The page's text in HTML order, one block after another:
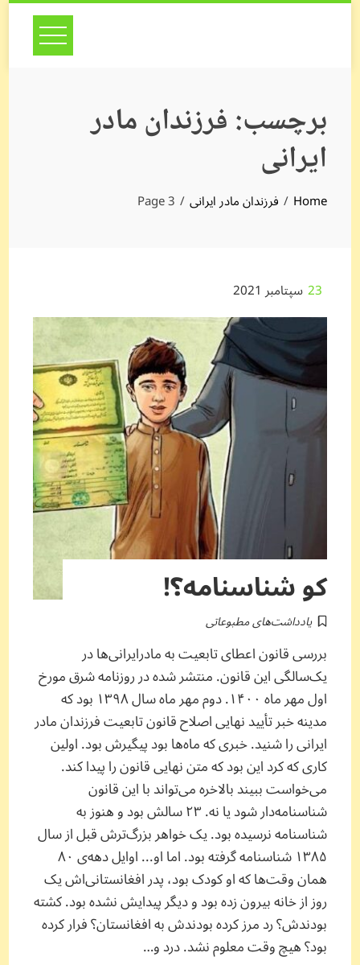
Skip
برچسب:فرزندان مادر
ایرانی
Home فرزندان مادر ایرانی Page 3
23سپتامبر 2021
کو شناسنامه؟!
یادداشت‌های مطبوعاتی
بررسی قانون اعطای تابعیت به مادرایرانی‌ها در
یک‌سالگی این قانون. منتشر شده در روزنامه شرق مورخ
اول مهر ماه ۱۴۰۰. دوم مهر ماه سال ۱۳۹۸ بود که
مدینه خبر تأیید نهایی اصلاح قانون تابعیت فرزندان مادر
ایرانی را شنید. خبری که ماه‌ها بود پیگیرش بود. اولین
کاری که کرد این بود که متن نهایی قانون را پیدا کند.
می‌خواست ببیند بالاخره می‌تواند با این قانون
شناسنامه‌دار شود یا نه. ۲۳ سالش بود و هنوز به
شناسنامه نرسیده بود. یک خواهر بزرگ‌ترش قبل از سال
۱۳۸۵ شناسنامه گرفته بود. اما او... اوایل دهه‌ی ۸۰
همان وقت‌ها که او کودک بود، پدر افغانستانی‌اش یک
روز از خانه بیرون زده بود و دیگر پیدایش نشده بود. کشته
بودندش؟ رد مرز کرده بودندش به افغانستان؟ فرار کرده
بود؟ هیچ وقت معلوم نشد. درد و…